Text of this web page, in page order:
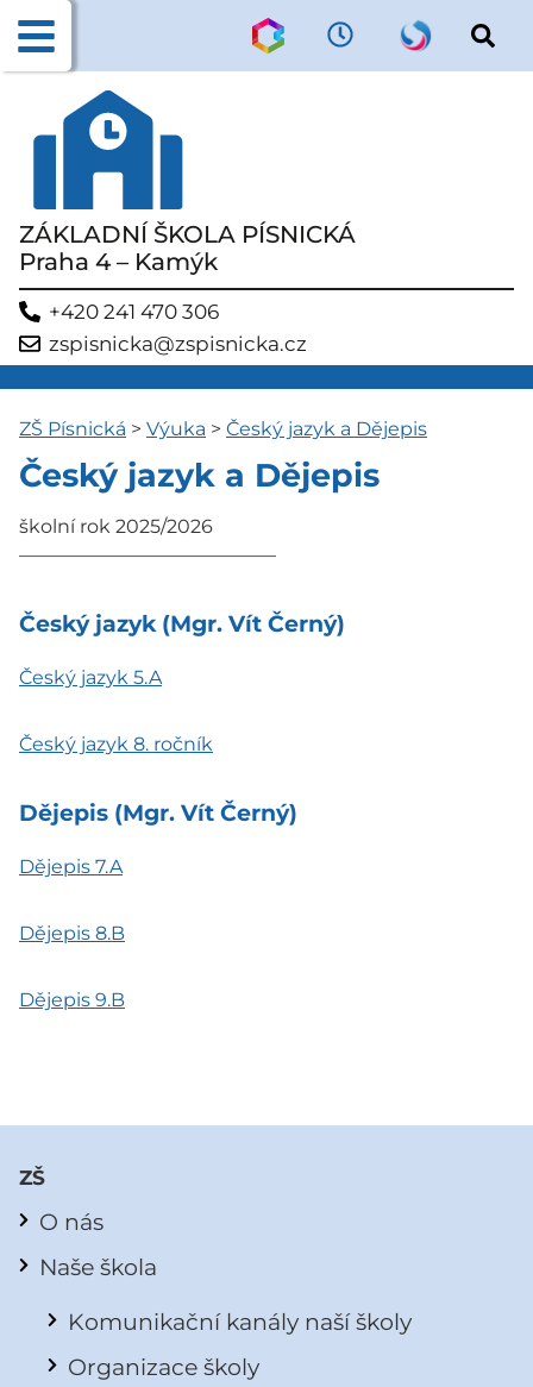
ZÁKLADNÍ ŠKOLA PÍSNICKÁ
Praha 4 – Kamýk
+420 241 470 306
zspisnicka@zspisnicka.cz
ZŠ Písnická > Výuka > Český jazyk a Dějepis
Český jazyk a Dějepis
školní rok 2025/2026
—————————————–
Český jazyk (Mgr. Vít Černý)
Český jazyk 5.A
Český jazyk 8. ročník
Dějepis (Mgr. Vít Černý)
Dějepis 7.A
Dějepis 8.B
Dějepis 9.B
ZŠ
O nás
Naše škola
Komunikační kanály naší školy
Organizace školy